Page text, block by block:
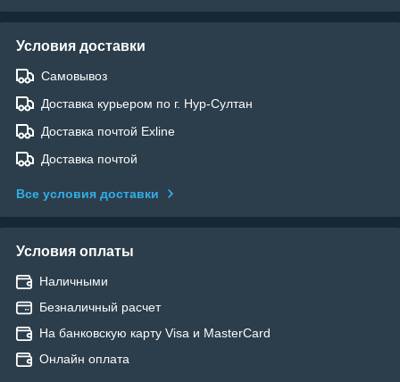
Условия доставки
Самовывоз
Доставка курьером по г. Нур-Султан
Доставка почтой Exline
Доставка почтой
Все условия доставки
Условия оплаты
Наличными
Безналичный расчет
На банковскую карту Visa и MasterCard
Онлайн оплата